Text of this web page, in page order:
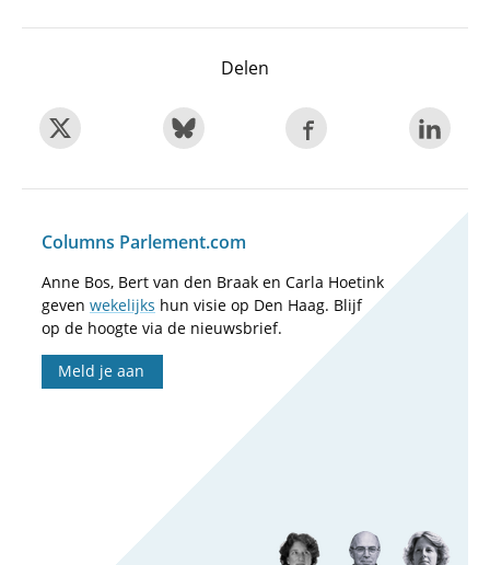
Delen
Columns Parlement.com
Anne Bos, Bert van den Braak en Carla Hoetink
geven wekelijks hun visie op Den Haag. Blijf
op de hoogte via de nieuwsbrief.
Meld je aan